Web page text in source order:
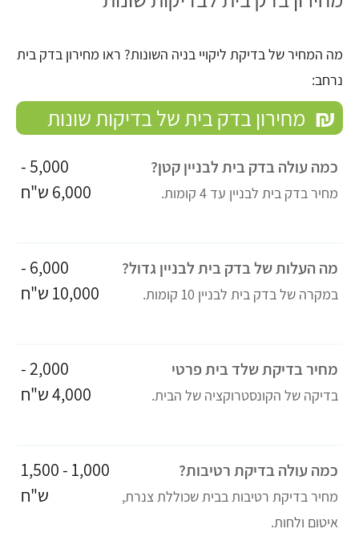
מה המחיר של בדיקת ליקויי בניה השונות? ראו מחירון בדק בית
נרחב:
₪ מחירון בדק בית של בדיקות שונות
כמה עולה בדק בית לבניין קטן?
מחיר בדק בית לבניין עד 4 קומות.
5,000 -
6,000 ש"ח
מה העלות של בדק בית לבניין גדול?
במקרה של בדק בית לבניין 10 קומות.
6,000 -
10,000 ש"ח
מחיר בדיקת שלד בית פרטי
בדיקה של הקונסטרוקציה של הבית.
2,000 -
4,000 ש"ח
כמה עולה בדיקת רטיבות?
מחיר בדיקת רטיבות בבית שכוללת צנרת,
איטום ולחות.
1,000 - 1,500
ש"ח